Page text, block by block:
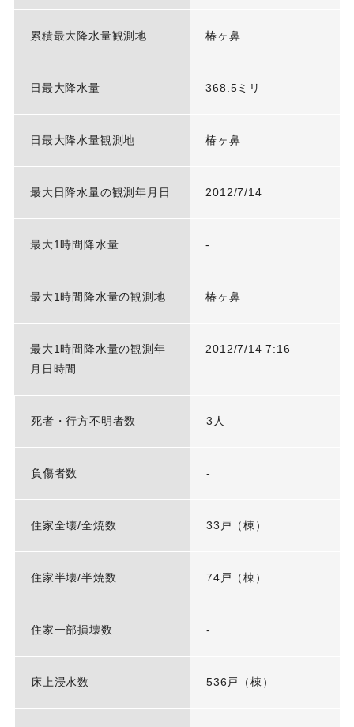
累積最大降水量観測地 椿ヶ鼻
日最大降水量 368.5ミリ
日最大降水量観測地 椿ヶ鼻
最大日降水量の観測年月日 2012/7/14
最大1時間降水量 -
最大1時間降水量の観測地 椿ヶ鼻
最大1時間降水量の観測年
月日時間
2012/7/14 7:16
死者・行方不明者数 3人
負傷者数 -
住家全壊/全焼数 33戸（棟）
住家半壊/半焼数 74戸（棟）
住家一部損壊数 -
床上浸水数 536戸（棟）